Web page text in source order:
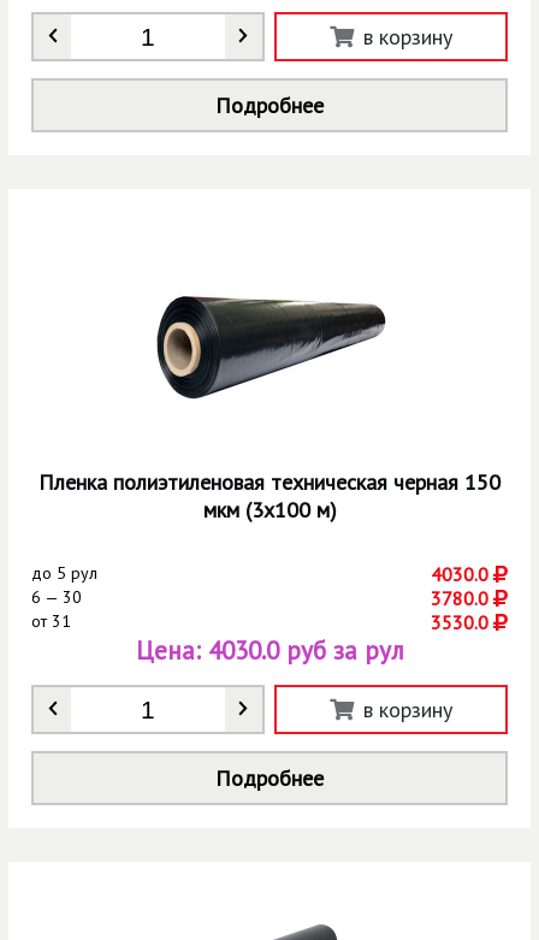
Количество в корзину
Подробнее
Пленка полиэтиленовая техническая черная 150
мкм (3х100 м)
до 5 рул 4030.0
6 — 30 3780.0
от31 3530.0
Количество
Цена: 4030.0 руб за рул
в корзину
Подробнее